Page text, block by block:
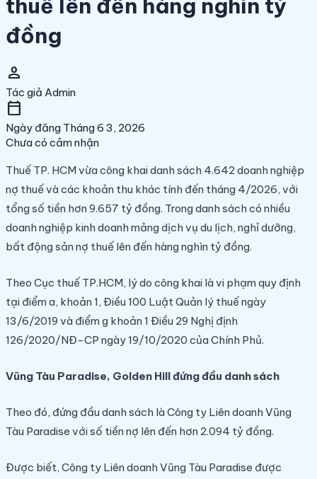
thuế lên đến hàng nghìn tỷ
đồng
person
Tác giả Admin
calendar_today
Ngày đăng Tháng 6 3, 2026
Chưa có cảm nhận
Thuế TP. HCM vừa công khai danh sách 4.642 doanh nghiệp
nợ thuế và các khoản thu khác tính đến tháng 4/2026, với
tổng số tiền hơn 9.657 tỷ đồng. Trong danh sách có nhiều
doanh nghiệp kinh doanh mảng dịch vụ du lịch, nghỉ dưỡng,
bất động sản nợ thuế lên đến hàng nghìn tỷ đồng.
Theo Cục thuế TP.HCM, lý do công khai là vi phạm quy định
tại điểm a, khoản 1, Điều 100 Luật Quản lý thuế ngày
13/6/2019 và điểm g khoản 1 Điều 29 Nghị định
126/2020/NĐ-CP ngày 19/10/2020 của Chính Phủ.
Vũng Tàu Paradise, Golden Hill đứng đầu danh sách
Theo đó, đứng đầu danh sách là Công ty Liên doanh Vũng
Tàu Paradise với số tiền nợ lên đến hơn 2.094 tỷ đồng.
Được biết, Công ty Liên doanh Vũng Tàu Paradise được